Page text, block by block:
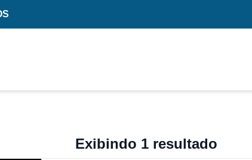
Exibindo 1 resultado